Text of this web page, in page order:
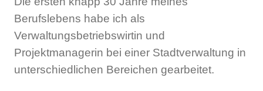
Berufslebens habe ich als
Verwaltungsbetriebswirtin und
Projektmanagerin bei einer Stadtverwaltung in
unterschiedlichen Bereichen gearbeitet.